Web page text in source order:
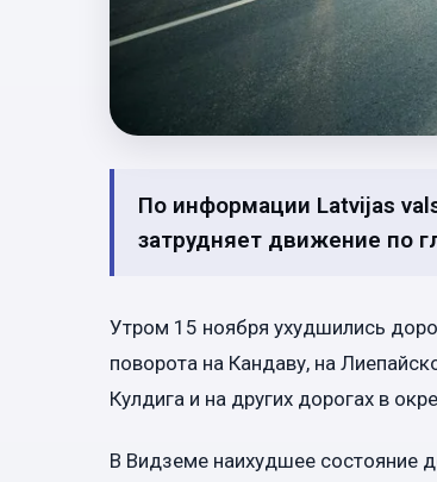
По информации Latvijas
затрудняет движение по
Утром 15 ноября ухудшились
поворота на Кандаву, на
Кулдига и на других дорогах в
В Видземе наихудшее состояние